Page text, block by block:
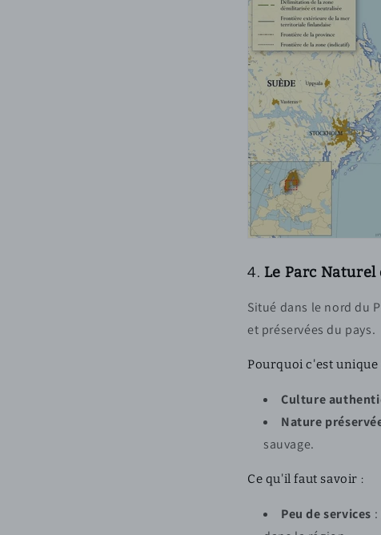
4. Le Parc
Situé dans le nord du
et préservées du pays.
Pourquoi c'est unique
Culture
Nature
sauvage.
Ce qu'il faut savoir :
Peu de services